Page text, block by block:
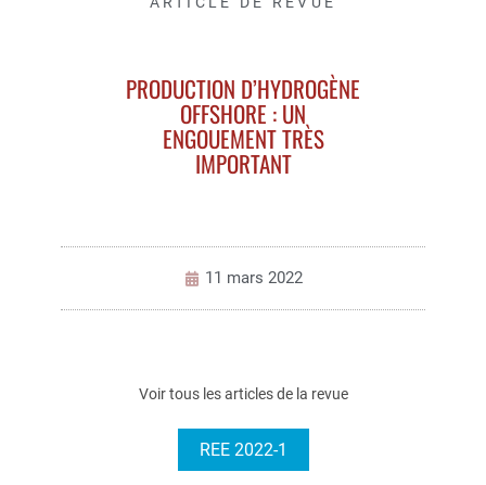
PRODUCTION D’HYDROGÈNE
OFFSHORE : UN
ENGOUEMENT TRÈS
IMPORTANT
11 mars 2022
Voir tous les articles de la revue
REE 2022-1